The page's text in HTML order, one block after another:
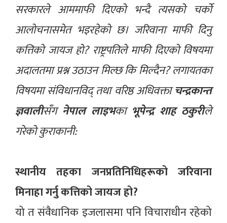
सरकारले आममाफी दिएको भन्दै त्यसको चर्को
आलोचनासमेत भइरहेको छ। जरिवाना माफी दिनु
कत्तिको जायज हो? राष्ट्रपतिले माफी दिएको विषयमा
अदालतमा प्रश्न उठाउन मिल्छ कि मिल्दैन? लगायतका
विषयमा संविधानविद् तथा वरिष्ठ अधिवक्ताचन्द्रकान्त
ज्ञवालीसँग नेपाल लाइभका भूपेन्द्र शाह ठकुरीले
गरेको कुराकानी:
स्थानीय तहका जनप्रतिनिधिहरूको जरिवाना
मिनाहा गर्नु कत्तिको जायज हो?
यो त संवैधानिक इजलासमा पनि विचाराधीन रहेको